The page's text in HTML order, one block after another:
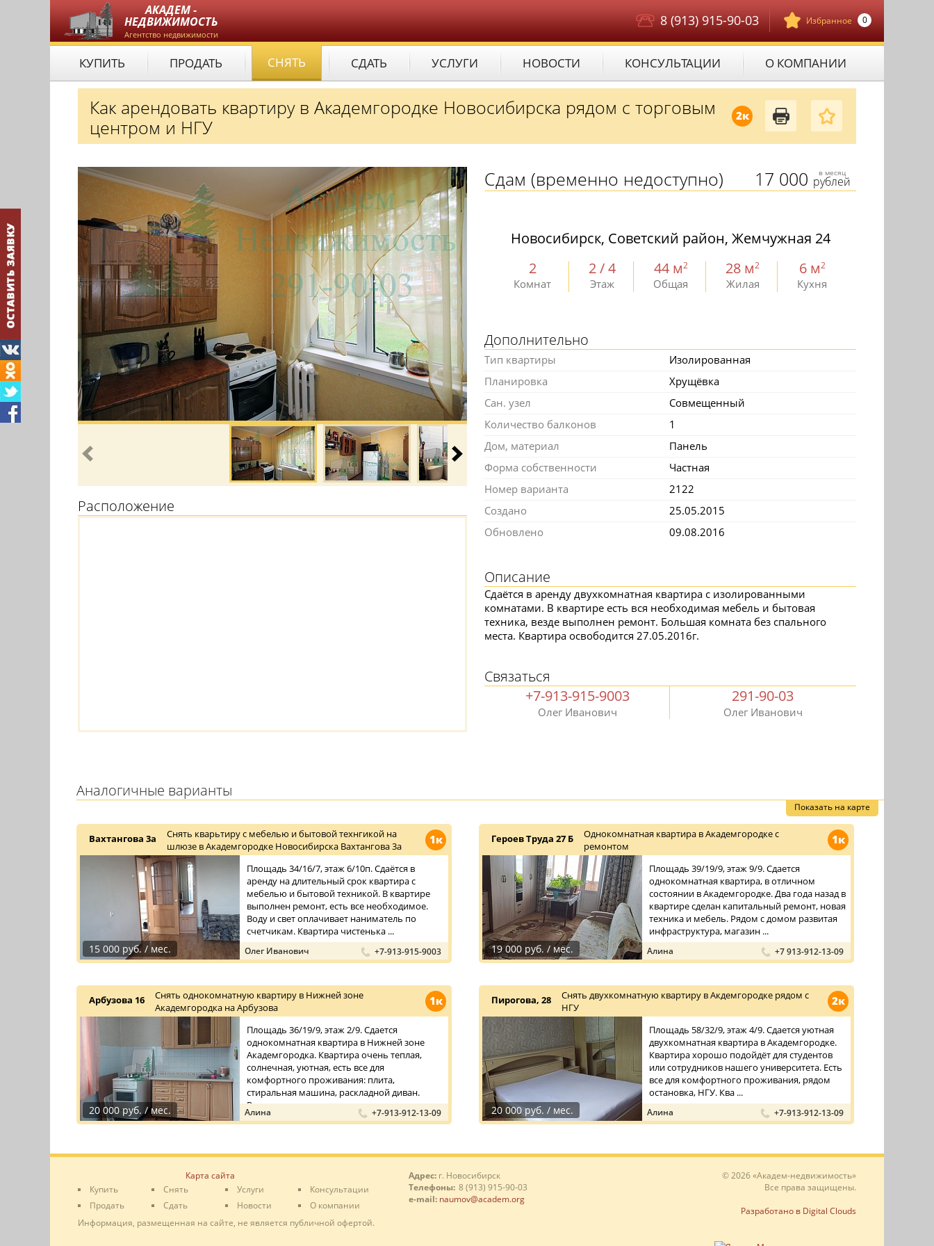
АКАДЕМ -
НЕДВИЖИМОСТЬ
Агентство недвижимости
Избранное 0
8 (913) 915-90-03
КУПИТЬ ПРОДАТЬ СНЯТЬ СДАТЬ УСЛУГИ НОВОСТИ КОНСУЛЬТАЦИИ О КОМПАНИИ
2к
Как арендовать квартиру в Академгородке Новосибирска рядом с торговым
центром и НГУ
Расположение
17 000 в месяц
рублей
Сдам (временно недоступно)
Новосибирск, Советский район, Жемчужная 24
2
Комнат
2 / 4
Этаж
44 м2
Общая
28 м2
Жилая
6 м2
Кухня
Дополнительно
Тип квартиры
Изолированная
Планировка
Хрущёвка
Сан. узел
Совмещенный
Количество балконов
1
Дом, материал
Панель
Форма собственности
Частная
Номер варианта
2122
Создано
25.05.2015
Обновлено
09.08.2016
Описание
Сдаётся в аренду двухкомнатная квартира с изолированными
комнатами. В квартире есть вся необходимая мебель и бытовая
техника, везде выполнен ремонт. Большая комната без спального
места. Квартира освободится 27.05.2016г.
Связаться
+7-913-915-9003
Олег Иванович
291-90-03
Олег Иванович
Аналогичные варианты
Показать на карте
1к
Вахтангова 3а
Снять кварьтиру с мебелью и бытовой технгикой на
шлюзе в Академгородке Новосибирска Вахтангова 3а
15 000 руб. / мес.
Площадь 34/16/7, этаж 6/10п. Сдаётся в
аренду на длительный срок квартира с
мебелью и бытовой техникой. В квартире
выполнен ремонт, есть все необходимое.
Воду и свет оплачивает наниматель по
счетчикам. Квартира чистенька ...
Олег Иванович +7-913-915-9003
1к
Героев Труда 27 Б
Однокомнатная квартира в Академгородке с
ремонтом
19 000 руб. / мес.
Площадь 39/19/9, этаж 9/9. Сдается
однокомнатная квартира, в отличном
состоянии в Академгородке. Два года назад в
квартире сделан капитальный ремонт, новая
техника и мебель. Рядом с домом развитая
инфраструктура, магазин ...
Алина +7 913-912-13-09
1к
Арбузова 16
Снять однокомнатную квартиру в Нижней зоне
Академгородка на Арбузова
20 000 руб. / мес.
Площадь 36/19/9, этаж 2/9. Сдается
однокомнатная квартира в Нижней зоне
Академгородка. Квартира очень теплая,
солнечная, уютная, есть все для
комфортного проживания: плита,
стиральная машина, раскладной диван.
Рядом с до ...
Алина +7-913-912-13-09
2к
Пирогова, 28
Снять двухкомнатную квартиру в Акдемгородке рядом с
НГУ
20 000 руб. / мес.
Площадь 58/32/9, этаж 4/9. Сдается уютная
двухкомнатная квартира в Академгородке.
Квартира хорошо подойдёт для студентов
или сотрудников нашего университета. Есть
все для комфортного проживания, рядом
остановка, НГУ. Ква ...
Алина +7-913-912-13-09
Карта сайта
Купить
Продать
Снять
Сдать
Услуги
Новости
Консультации
О компании
Информация, размещенная на сайте, не является публичной офертой.
Адрес: г. Новосибирск
Телефоны: 8 (913) 915-90-03
e-mail: naumov@academ.org
© 2026 «Академ-недвижимость»
Все права защищены.
Разработано в Digital Clouds